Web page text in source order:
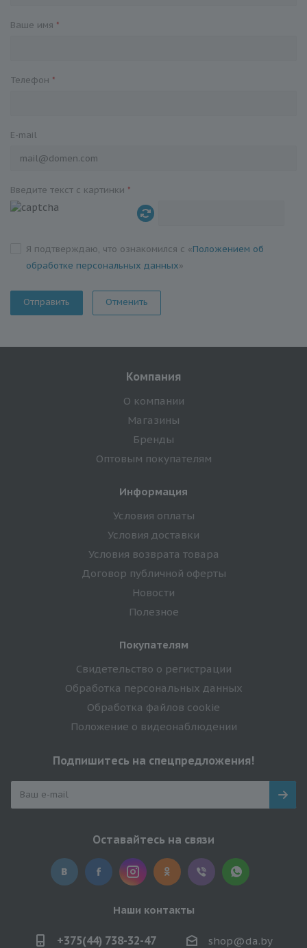
Ваше имя *
Телефон *
E-mail
Введите текст с картинки *
Я подтверждаю, что ознакомился с «Положением об
обработке персональных данных»
Отменить
Компания
О компании
Магазины
Бренды
Оптовым покупателям
Информация
Условия оплаты
Условия доставки
Условия возврата товара
Договор публичной оферты
Новости
Полезное
Покупателям
Свидетельство о регистрации
Обработка персональных данных
Обработка файлов cookie
Положение о видеонаблюдении
Подпишитесь на спецпредложения!
Оставайтесь на связи
Наши контакты
+375(44) 738-32-47 shop@da.by